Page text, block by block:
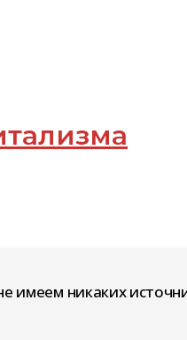
имеем никаких